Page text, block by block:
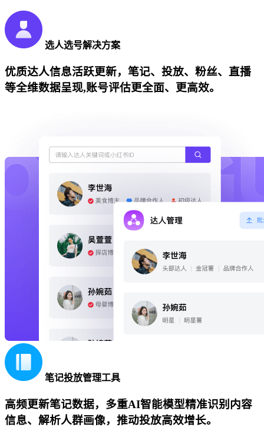
选人选号解决方案
优质达人信息活跃更新，笔记、投放、粉丝、直播
等全维数据呈现,账号评估更全面、更高效。
笔记投放管理工具
高频更新笔记数据，多重AI智能模型精准识别内容
信息、解析人群画像，推动投放高效增长。